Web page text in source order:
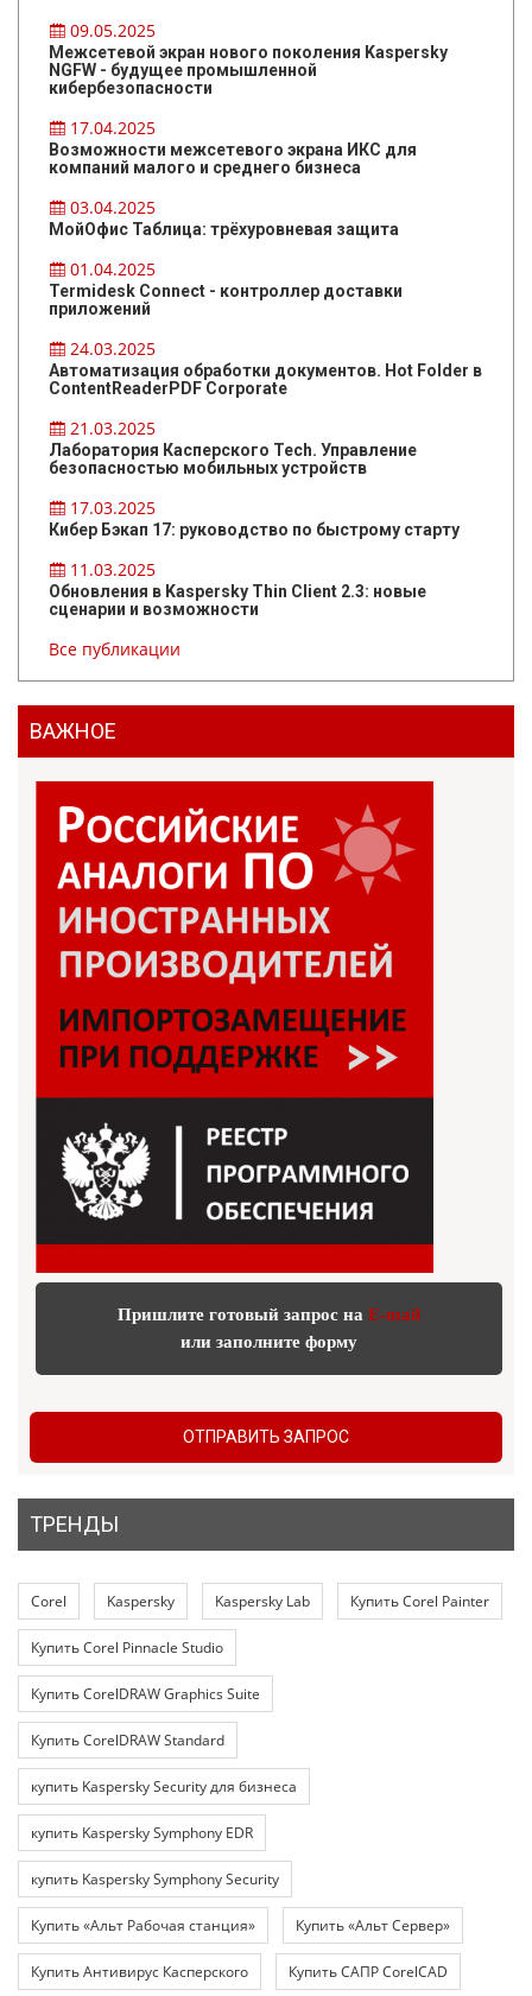
09.05.2025
Межсетевой экран нового поколения Kaspersky
NGFW - будущее промышленной
кибербезопасности
17.04.2025
Возможности межсетевого экрана ИКС для
компаний малого и среднего бизнеса
03.04.2025
МойОфис Таблица: трёхуровневая защита
01.04.2025
Termidesk Connect - контроллер доставки
приложений
24.03.2025
Автоматизация обработки документов. Hot Folder в
ContentReaderPDF Corporate
21.03.2025
Лаборатория Касперского Tech. Управление
безопасностью мобильных устройств
17.03.2025
Кибер Бэкап 17: руководство по быстрому старту
11.03.2025
Обновления в Kaspersky Thin Client 2.3: новые
сценарии и возможности
Все публикации
ВАЖНОЕ
Пришлите готовый запрос на E-mail
или заполните форму
ОТПРАВИТЬ ЗАПРОС
ТРЕНДЫ
Corel Kaspersky Kaspersky Lab Купить Corel Painter
Купить Corel Pinnacle Studio
Купить CorelDRAW Graphics Suite
Купить CorelDRAW Standard
купить Kaspersky Security для бизнеса
купить Kaspersky Symphony EDR
купить Kaspersky Symphony Security
Купить «Альт Рабочая станция» Купить «Альт Сервер»
Купить Антивирус Касперского Купить САПР CorelCAD